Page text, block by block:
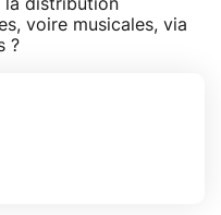
la distribution
voire musicales, via
?